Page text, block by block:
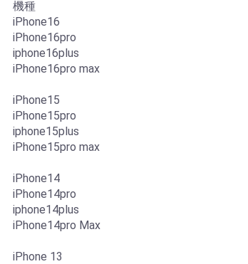
機種
iPhone16
iPhone16pro
iphone16plus
iPhone16pro max
iPhone15
iPhone15pro
iphone15plus
iPhone15pro max
iPhone14
iPhone14pro
iphone14plus
iPhone14pro Max
iPhone 13